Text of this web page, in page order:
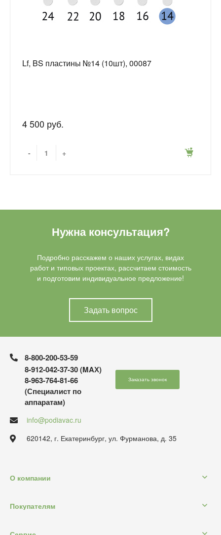
Lf, BS пластины №14 (10шт), 00087
4 500 руб.
- +
Нужна консультация?
Подробно расскажем о наших услугах, видах
работ и типовых проектах, рассчитаем стоимость
и подготовим индивидуальное предложение!
Задать вопрос
8-800-200-53-59
8-912-042-37-30 (MAХ)
8-963-764-81-66
(Специалист по
аппаратам)
Заказать звонок
info@podiavac.ru
620142, г. Екатеринбург, ул. Фурманова, д. 35
О компании
Покупателям